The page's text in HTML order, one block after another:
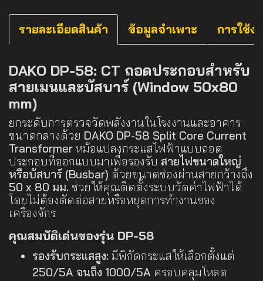
รายละเอียดสินค้า ข้อมูลจำเพาะ การใช้ง
DAKO DP-58: CT ถอดประกอบสำหรับ
สายเมนและบัสบาร์ (Window 50x80
mm)
ยกระดับการตรวจวัดพลังงานในโรงงานและอาคาร
ขนาดกลางด้วย DAKO DP-58 Split Core Current
Transformer หม้อแปลงกระแสไฟฟ้าแบบถอด
ประกอบที่ออกแบบมาเพื่อรองรับ สายไฟขนาดใหญ่
หรือบัสบาร์ (Busbar) ด้วยขนาดช่องผ่านสายกว้างถึง
50 x 80 มม. ช่วยให้คุณติดตั้งระบบวัดค่าไฟฟ้าได้
โดยไม่ต้องตัดต่อสายหรือหยุดการทำงานของ
เครื่องจักร
คุณสมบัติเด่นของรุ่น DP-58
รองรับกระแสสูง: มีพิกัดกระแสให้เลือกตั้งแต่
250/5A จนถึง 1000/5A ครอบคลุมโหลด